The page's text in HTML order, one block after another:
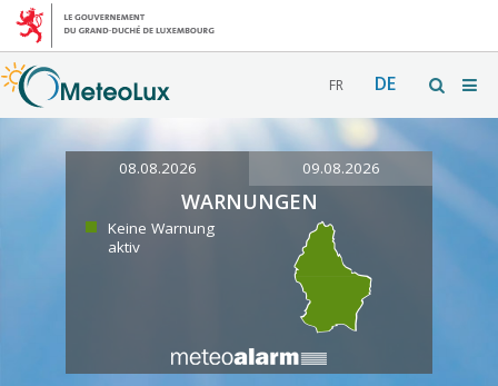
FR DE
08.08.2026 09.08.2026
WARNUNGEN
Keine Warnung
aktiv